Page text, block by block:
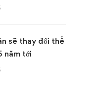
sẽ thay đổi thế
năm tới